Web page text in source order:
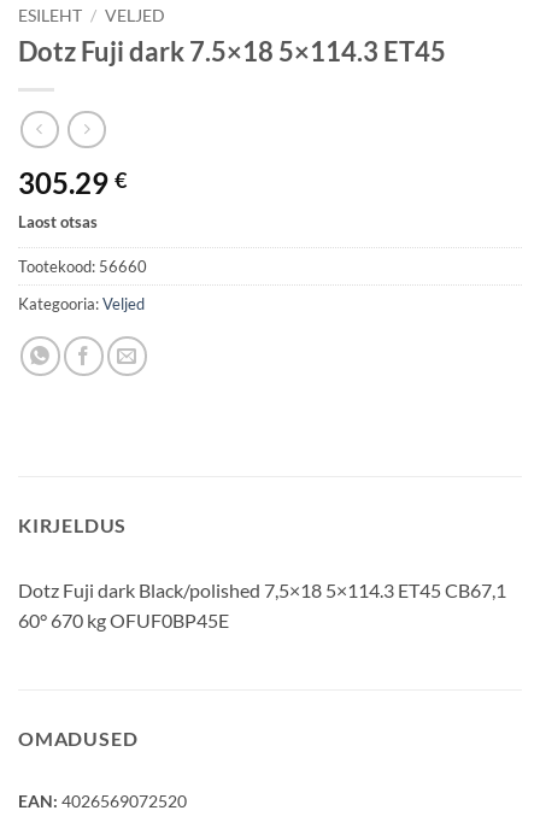
ESILEHT / VELJED
Dotz Fuji dark 7.5×18 5×114.3 ET45
305.29 €
Laost otsas
Tootekood: 56660
Kategooria:Veljed
KIRJELDUS
Dotz Fuji dark Black/polished 7,5×18 5×114.3 ET45 CB67,1
60° 670 kg OFUF0BP45E
OMADUSED
EAN: 4026569072520